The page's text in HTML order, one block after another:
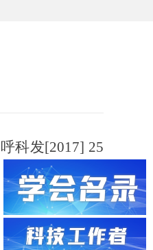
呼科发[2017] 25